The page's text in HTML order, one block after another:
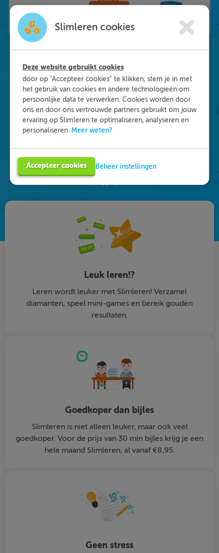
Waarom kiezen voor
Slimleren?
Onderdeel worden van ons multidisciplinaire
team? Dat kan! We zijn op zoek naar starters in
de zorg, maar ook naar medisch specialisten en
GZ-psychologen. Eén ding staat daarbij vast: je
vult je functie anders in dan je gewend bent. Vind
Leuk leren!?
Leren wordt leuker met Slimleren! Verzamel
diamanten, speel mini-games en bereik gouden
resultaten.
Goedkoper dan bijles
Slimleren is niet alleen leuker, maar ook veel
goedkoper. Voor de prijs van 30 min bijles krijg je een
hele maand Slimleren, al vanaf €8,95.
Geen stress
Slimleren cookies
Deze website gebruikt cookies
door op "Accepteer cookies" te klikken, stem je in met
het gebruik van cookies en andere technologieën om
persoonlijke data te verwerken. Cookies worden door
ons en door ons vertrouwde partners gebruikt om jouw
ervaring op Slimleren te optimaliseren, analyseren en
personaliseren. Meer weten?
Accepteer cookies Beheer instellingen